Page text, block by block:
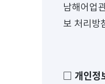
남해어업
보 처리방
□ 개인정